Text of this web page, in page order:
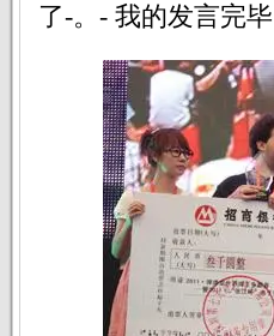
了-。- 我的发言完